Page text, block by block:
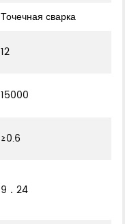
Точечная сварка
12
15000
≥0.6
9．24